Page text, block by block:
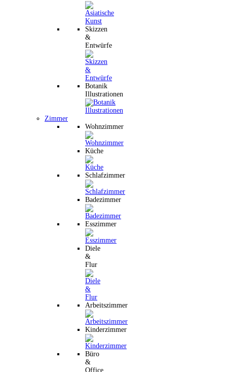
Skizzen
&
Entwürfe
Botanik
Illustrationen
Zimmer
Wohnzimmer
Küche
Schlafzimmer
Badezimmer
Esszimmer
Diele
&
Flur
Arbeitszimmer
Kinderzimmer
Büro
&
Office